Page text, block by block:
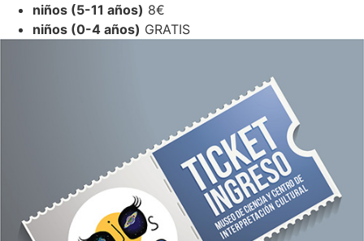
niños (5-11 años) 8€
niños (0-4 años) GRATIS